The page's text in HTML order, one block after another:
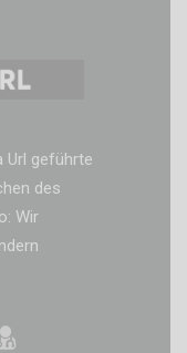
Url geführte
des
Wir